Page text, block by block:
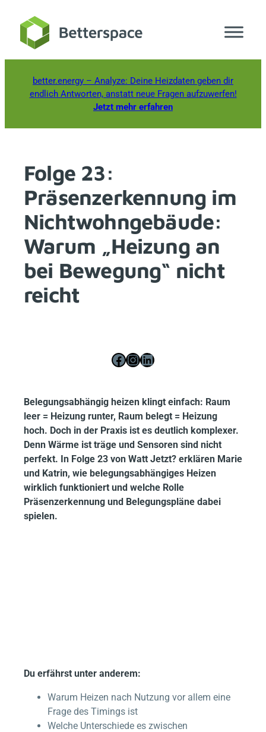
Inhalt
springen
better.energy – Analyze: Deine Heizdaten geben dir
endlich Antworten, anstatt neue Fragen aufzuwerfen!
Jetzt mehr erfahren
Folge 23:
Präsenzerkennung im
Nichtwohngebäude:
Warum „Heizung an
bei Bewegung“ nicht
reicht
Facebook
Instagram
LinkedIn
Belegungsabhängig heizen klingt einfach: Raum
leer = Heizung runter, Raum belegt = Heizung
hoch. Doch in der Praxis ist es deutlich komplexer.
Denn Wärme ist träge und Sensoren sind nicht
perfekt. In Folge 23 von Watt Jetzt? erklären Marie
und Katrin, wie belegungsabhängiges Heizen
wirklich funktioniert und welche Rolle
Präsenzerkennung und Belegungspläne dabei
spielen.
Du erfährst unter anderem:
Warum Heizen nach Nutzung vor allem eine
Frage des Timings ist
Welche Unterschiede es zwischen